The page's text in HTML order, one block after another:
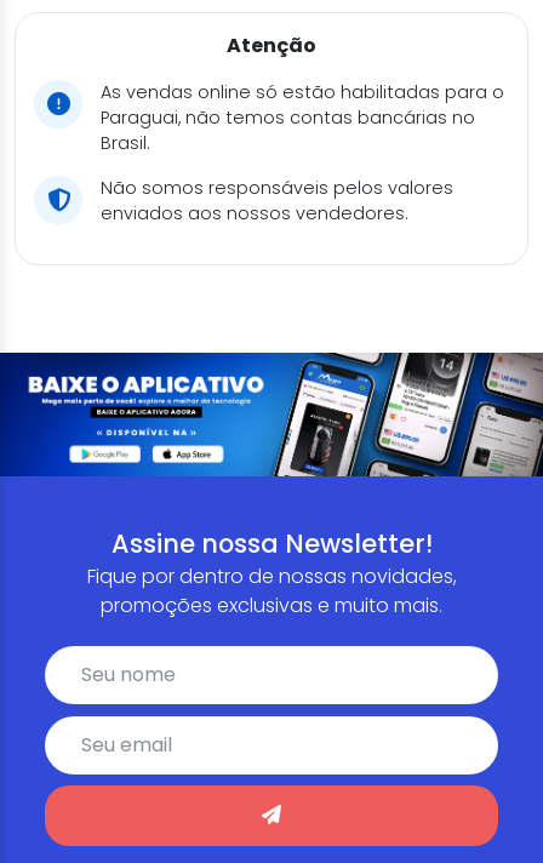
Atenção
As vendas online só estão habilitadas para o
Paraguai, não temos contas bancárias no
Brasil.
Não somos responsáveis pelos valores
enviados aos nossos vendedores.
Assine nossa Newsletter!
Fique por dentro de nossas novidades,
promoções exclusivas e muito mais.